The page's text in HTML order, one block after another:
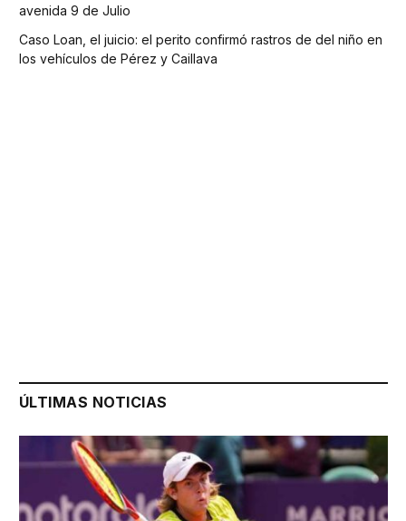
avenida 9 de Julio
Caso Loan, el juicio: el perito confirmó rastros de del niño en
los vehículos de Pérez y Caillava
ÚLTIMAS NOTICIAS